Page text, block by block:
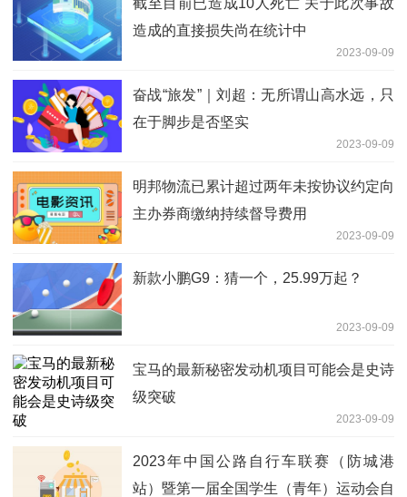
造成的直接损失尚在统计中
2023-09-09
奋战“旅发”｜刘超：无所谓山高水远，只
在于脚步是否坚实
2023-09-09
明邦物流已累计超过两年未按协议约定向
主办券商缴纳持续督导费用
2023-09-09
新款小鹏G9：猜一个，25.99万起？
2023-09-09
宝马的最新秘密发动机项目可能会是史诗
级突破
2023-09-09
2023年中国公路自行车联赛（防城港
站）暨第一届全国学生（青年）运动会自